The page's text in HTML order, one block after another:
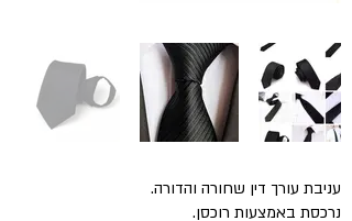
עניבת עורך דין שחורה והדורה.
נרכסת באמצעות רוכסן.